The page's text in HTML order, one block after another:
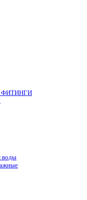
ФИТИНГИ
воды